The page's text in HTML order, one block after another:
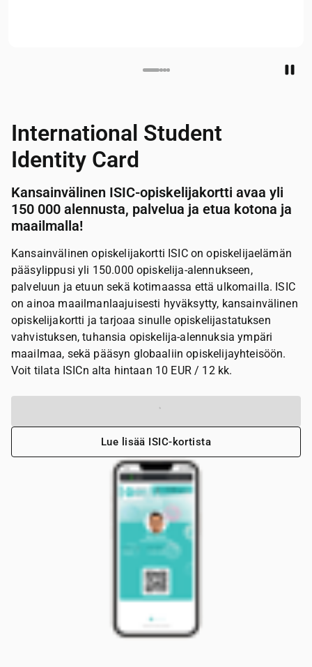
International Student
Identity Card
Kansainvälinen ISIC-opiskelijakortti avaa yli
150 000 alennusta, palvelua ja etua kotona ja
maailmalla!
Kansainvälinen opiskelijakortti ISIC on opiskelijaelämän
pääsylippusi yli 150.000 opiskelija-alennukseen,
palveluun ja etuun sekä kotimaassa että ulkomailla. ISIC
on ainoa maailmanlaajuisesti hyväksytty, kansainvälinen
opiskelijakortti ja tarjoaa sinulle opiskelijastatuksen
vahvistuksen, tuhansia opiskelija-alennuksia ympäri
maailmaa, sekä pääsyn globaaliin opiskelijayhteisöön.
Voit tilata ISICn alta hintaan 10 EUR / 12 kk.
Tilaa ISIC
Lue lisää ISIC-kortista